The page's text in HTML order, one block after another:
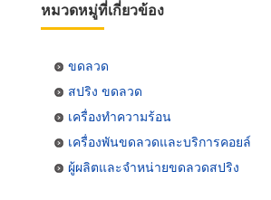
หมวดหมู่ที่เกี่ยวข้อง
ขดลวด
สปริง ขดลวด
เครื่องทำความร้อน
เครื่องพันขดลวดและบริการคอยล์
ผู้ผลิตและจำหน่ายขดลวดสปริง